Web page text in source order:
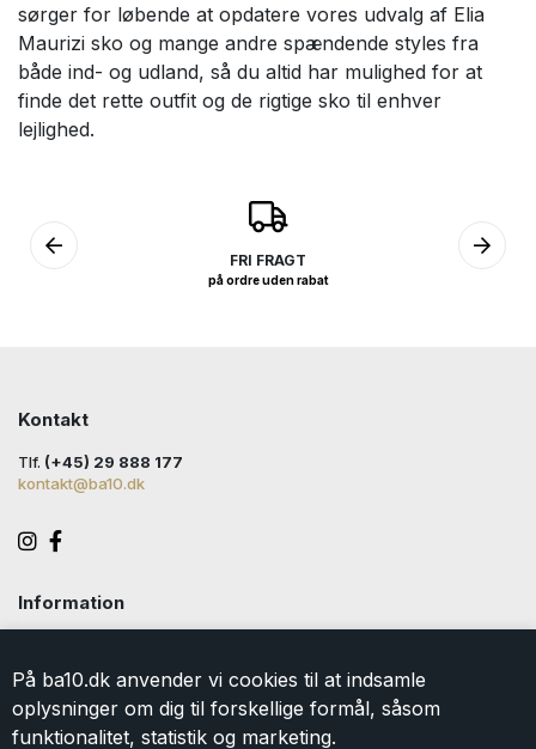
På ba10.dk anvender vi cookies til at indsamle
oplysninger om dig til forskellige formål, såsom
funktionalitet, statistik og marketing.
sørger for løbende at opdatere vores udvalg af Elia
Maurizi sko og mange andre spændende styles fra
både ind- og udland, så du altid har mulighed for at
finde det rette outfit og de rigtige sko til enhver
lejlighed.
FRI FRAGT
på ordre uden rabat
Kontakt
Tlf. (+45) 29 888 177
kontakt@ba10.dk
Information
Levering
Returlabel
Persondatapolitik